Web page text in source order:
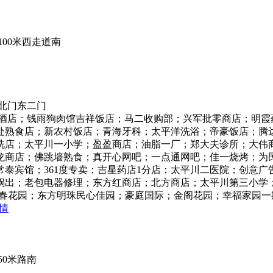
米西走道南
门东二门
；钱雨狗肉馆吉祥饭店；马二收购部；兴军批零商店；明
食店；新农村饭店；青海牙科；太平洋洗浴；帝豪饭店；
；太平川一小学；盈盈商店；油脂一厂；郑大夫诊所；大
店；佛跳墙熟食；真开心网吧；一点通网吧；佳一烧烤；
宾馆；361度专卖；吉星药店1分店；太平川二医院；创意
；老包电器修理；东方红商店；北方商店；太平川第三小
园；东方明珠民心佳园；豪庭国际；金阁花园；幸福家园
米路南